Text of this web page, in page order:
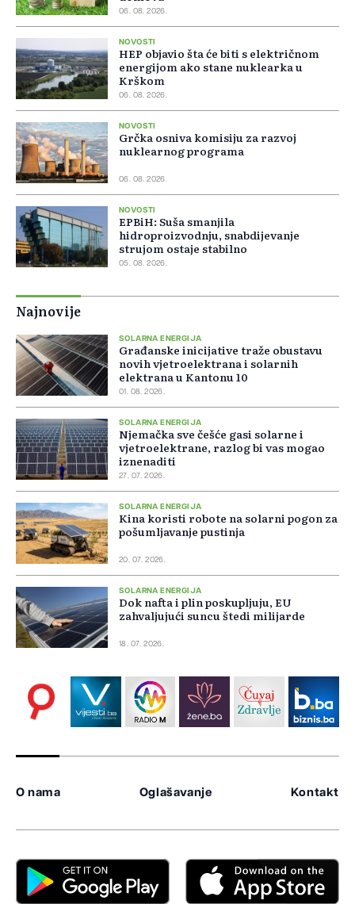
06. 08. 2026.
NOVOSTI
HEP objavio šta će biti s električnom
energijom ako stane nuklearka u
Krškom
06. 08. 2026.
NOVOSTI
Grčka osniva komisiju za razvoj
nuklearnog programa
06. 08. 2026.
NOVOSTI
EPBiH: Suša smanjila
hidroproizvodnju, snabdijevanje
strujom ostaje stabilno
05. 08. 2026.
Najnovije
SOLARNA ENERGIJA
Građanske inicijative traže obustavu
novih vjetroelektrana i solarnih
elektrana u Kantonu 10
01. 08. 2026.
SOLARNA ENERGIJA
Njemačka sve češće gasi solarne i
vjetroelektrane, razlog bi vas mogao
iznenaditi
27. 07. 2026.
SOLARNA ENERGIJA
Kina koristi robote na solarni pogon za
pošumljavanje pustinja
20. 07. 2026.
SOLARNA ENERGIJA
Dok nafta i plin poskupljuju, EU
zahvaljujući suncu štedi milijarde
18. 07. 2026.
O nama Oglašavanje Kontakt